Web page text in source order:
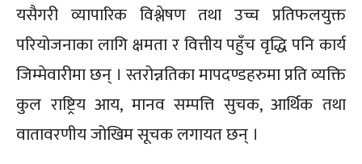
यसैगरी व्यापारिक विश्लेषण तथा उच्च प्रतिफलयुक्त
परियोजनाका लागि क्षमता र वित्तीय पहुँच वृद्धि पनि कार्य
जिम्मेवारीमा छन् । स्तरोन्नतिका मापदण्डहरुमा प्रति व्यक्ति
कुल राष्ट्रिय आय, मानव सम्पत्ति सुचक, आर्थिक तथा
वातावरणीय जोखिम सूचक लगायत छन् ।